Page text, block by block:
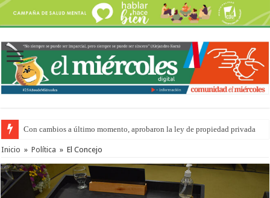
Con cambios a último momento, aprobaron la ley de propiedad privada
Inicio » Política » El Concejo